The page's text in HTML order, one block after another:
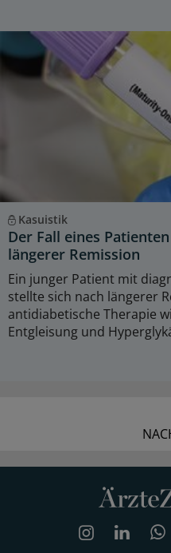
Kasuistik
Der Fall eines
längerer Remission
Ein junger Patient mit
stellte sich nach längerer
antidiabetische Therapie
Entgleisung und